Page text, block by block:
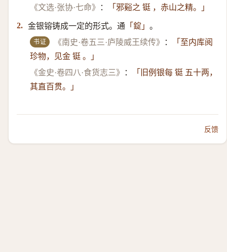
《文选·张协·七命》
： 「邪谿之 铤 ，赤山之精。」
2. 金银镕铸成一定的形式。通 「錠」 。
书证 《南史·卷五三·庐陵威王续传》 ：
「至内库阅
珍物，见金 铤 。」
《金史·卷四八·食货志三》
：
「旧例银每 铤 五十两，
其直百贯。」
反馈